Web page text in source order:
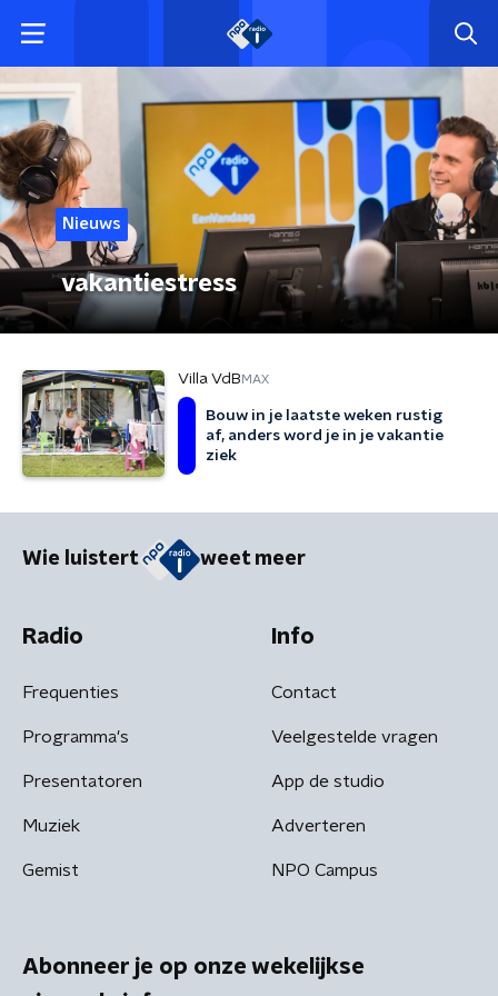
Nieuws
vakantiestress
Villa VdB MAX
Bouw in je laatste weken rustig
af, anders word je in je vakantie
ziek
Wie luistert weet meer
Radio
Frequenties
Programma's
Presentatoren
Muziek
Gemist
Info
Contact
Veelgestelde vragen
App de studio
Adverteren
NPO Campus
Abonneer je op onze wekelijkse